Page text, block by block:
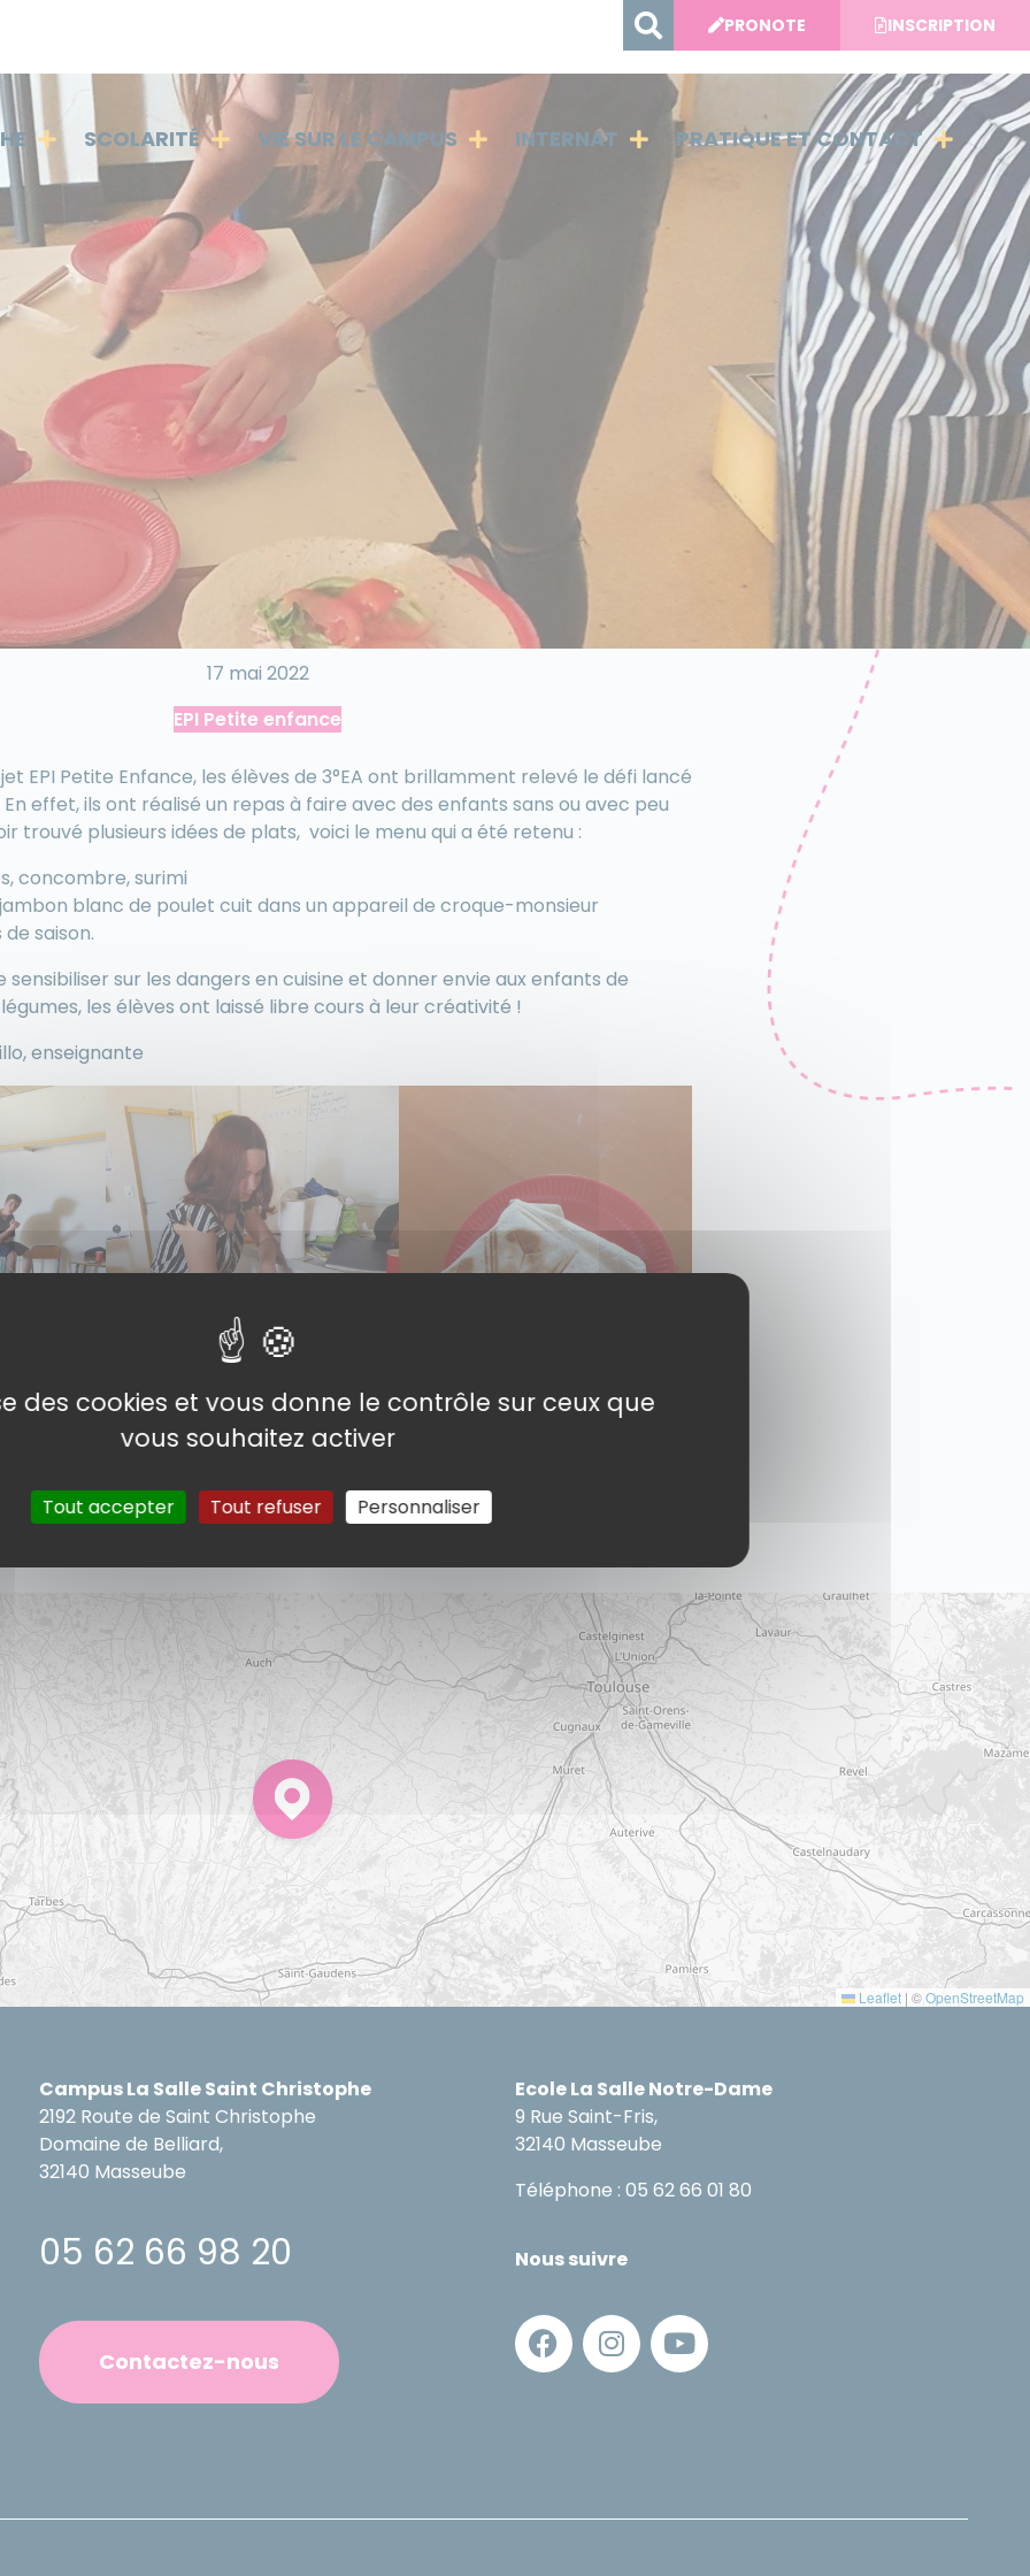
PRONOTE INSCRIPTION
SCOLARITÉ VIE SUR LE CAMPUS INTERNAT PRATIQUE ET CONTACT
17 mai 2022
EPI Petite enfance
EPI Petite Enfance, les élèves de 3°EA ont brillamment relevé le défi lancé
effet, ils ont réalisé un repas à faire avec des enfants sans ou avec peu
trouvé plusieurs idées de plats, voici le menu qui a été retenu :
concombre, surimi
blanc de poulet cuit dans un appareil de croque-monsieur
saison.
sur les dangers en cuisine et donner envie aux enfants de
les élèves ont laissé libre cours à leur créativité !
enseignante
Leaflet | ©OpenStreetMap
Campus La Salle Saint Christophe
2192 Route de Saint Christophe
Domaine de Belliard,
32140 Masseube
05 62 66 98 20
Contactez-nous
Ecole La Salle Notre-Dame
9 Rue Saint-Fris,
32140 Masseube
Téléphone : 05 62 66 01 80
Nous suivre
des cookies et vous donne le contrôle sur ceux que
vous souhaitez activer
Tout accepter Tout refuser Personnaliser